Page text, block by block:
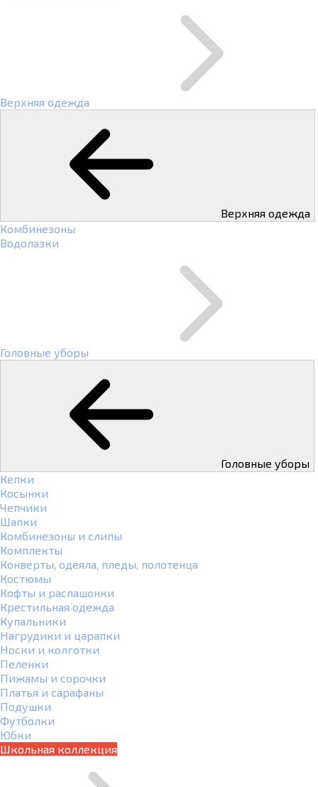
Верхняя одежда
Верхняя одежда
Комбинезоны
Водолазки
Головные уборы
Головные уборы
Кепки
Косынки
Чепчики
Шапки
Комбинезоны и слипы
Комплекты
Конверты, одеяла, пледы, полотенца
Костюмы
Кофты и распашонки
Крестильная одежда
Купальники
Нагрудики и царапки
Носки и колготки
Пеленки
Пижамы и сорочки
Платья и сарафаны
Подушки
Футболки
Юбки
Школьная коллекция